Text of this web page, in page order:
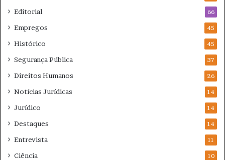
Editorial 66
Empregos 45
Histórico 45
Segurança Pública 37
Direitos Humanos 26
Notícias Jurídicas 14
Jurídico 14
Destaques 14
Entrevista 11
Ciência 10